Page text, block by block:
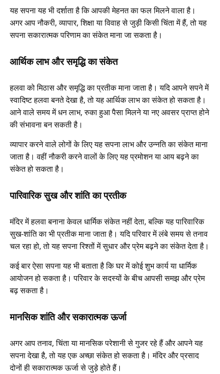
यह सपना यह भी दर्शाता है कि आपकी मेहनत का फल मिलने वाला है।
अगर आप नौकरी, व्यापार, शिक्षा या विवाह से जुड़ी किसी चिंता में हैं, तो यह
सपना सकारात्मक परिणाम का संकेत माना जा सकता है।
आर्थिक लाभ और समृद्धि का संकेत
हलवा को मिठास और समृद्धि का प्रतीक माना जाता है। यदि आपने सपने में
स्वादिष्ट हलवा बनते देखा है, तो यह आर्थिक लाभ का संकेत हो सकता है।
आने वाले समय में धन लाभ, रुका हुआ पैसा मिलने या नए अवसर प्राप्त होने
की संभावना बन सकती है।
व्यापार करने वाले लोगों के लिए यह सपना लाभ और उन्नति का संकेत माना
जाता है। वहीं नौकरी करने वालों के लिए यह प्रमोशन या आय बढ़ने का
संकेत हो सकता है।
पारिवारिक सुख और शांति का प्रतीक
मंदिर में हलवा बनाना केवल धार्मिक संकेत नहीं देता, बल्कि यह पारिवारिक
सुख-शांति का भी प्रतीक माना जाता है। यदि परिवार में लंबे समय से तनाव
चल रहा हो, तो यह सपना रिश्तों में सुधार और प्रेम बढ़ने का संकेत देता है।
कई बार ऐसा सपना यह भी बताता है कि घर में कोई शुभ कार्य या धार्मिक
आयोजन हो सकता है। परिवार के सदस्यों के बीच आपसी समझ और प्रेम
बढ़ सकता है।
मानसिक शांति और सकारात्मक ऊर्जा
अगर आप तनाव, चिंता या मानसिक परेशानी से गुजर रहे हैं और आपने यह
सपना देखा है, तो यह एक अच्छा संकेत हो सकता है। मंदिर और प्रसाद
दोनों ही सकारात्मक ऊर्जा से जुड़े होते हैं।